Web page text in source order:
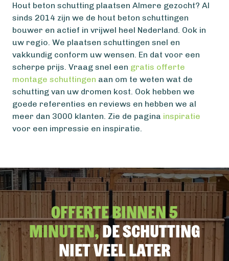
Hout beton schutting plaatsen Almere gezocht? Al
sinds 2014 zijn we de hout beton schuttingen
bouwer en actief in vrijwel heel Nederland. Ook in
uw regio. We plaatsen schuttingen snel en
vakkundig conform uw wensen. En dat voor een
scherpe prijs. Vraag snel een gratis offerte
montage schuttingen aan om te weten wat de
schutting van uw dromen kost. Ook hebben we
goede referenties en reviews en hebben we al
meer dan 3000 klanten. Zie de pagina inspiratie
voor een impressie en inspiratie.
Offerte binnen 5
minuten,De schutting
niet veel later